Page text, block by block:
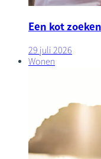
Een kot
29 juli 2026
Wonen